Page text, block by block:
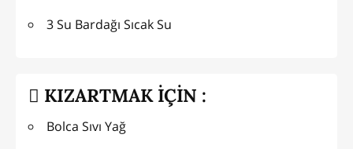
3 Su Bardağı Sıcak Su
KIZARTMAK İÇİN :
Bolca Sıvı Yağ